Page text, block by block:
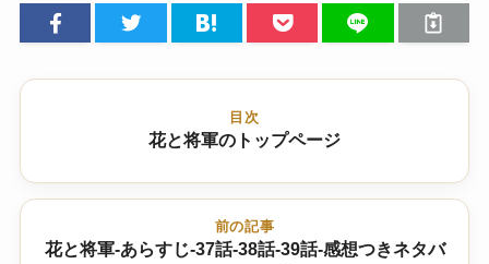
目次
花と将軍のトップページ
前の記事
花と将軍-あらすじ-37話-38話-39話-感想つきネタバ